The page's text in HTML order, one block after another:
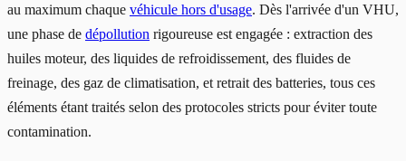
au maximum chaque véhicule hors d'usage. Dès l'arrivée d'un VHU,
une phase de dépollution rigoureuse est engagée : extraction des
huiles moteur, des liquides de refroidissement, des fluides de
freinage, des gaz de climatisation, et retrait des batteries, tous ces
éléments étant traités selon des protocoles stricts pour éviter toute
contamination.